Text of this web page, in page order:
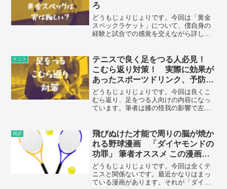
ろ
どうもじょりじょりです。今回は「黄金
スペックラケット」について、僕自身の
経験と試合での感覚を交えながら詳しく
ます。簡単に言えば、初心者でも扱いや
すく、オールラウンドに使...
テニス
テニスで良く足をつる人必見！
こむら返り対策！ 実際に効果が
あったスポーツドリンク、予防方
法
どうもじょりじょりです。今回は良くこ
むら返り、足をつる人向けの内容になっ
ています。筆者は膝の怪我の影響で左右
す。色々筆者が試した中でオススメのス
ポーツドリンクになります...
雑談
飛びぬけた才能で周りの脳が焼か
れる野球漫画 「ダイヤモンドの
功罪」 筆者オススメ この漫画が
凄い
どうもじょりじょりです。今回は全くテ
ニスと関係ないです。最近かなりはまっ
ている漫画があります。それが「ダイヤ